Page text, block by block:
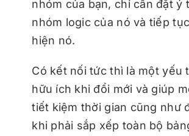
nhóm của bạn, chỉ cần đặt ý
nhóm logic của nó và tiếp
hiện nó.
Có kết nối tức thì là một yếu
hữu ích khi đổi mới và giúp
tiết kiệm thời gian cũng như
khi phải sắp xếp toàn bộ